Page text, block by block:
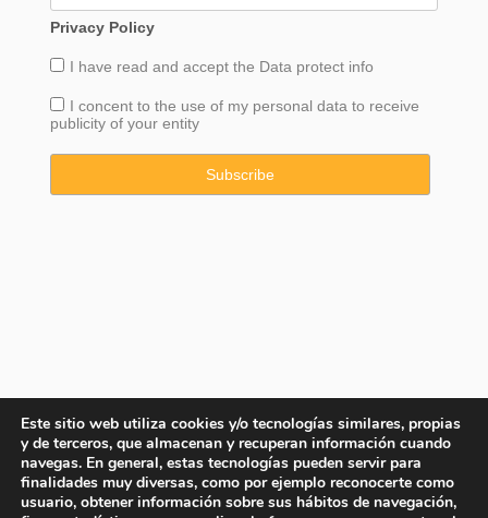
Privacy Policy
I have read and accept the Data protect info
I concent to the use of my personal data to receive
publicity of your entity
Este sitio web utiliza cookies y/o tecnologías similares, propias
y de terceros, que almacenan y recuperan información cuando
navegas. En general, estas tecnologías pueden servir para
finalidades muy diversas, como por ejemplo reconocerte como
usuario, obtener información sobre sus hábitos de navegación,